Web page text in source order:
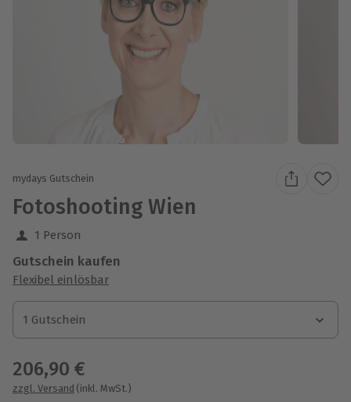
mydays Gutschein
Fotoshooting Wien
1 Person
Gutschein kaufen
Flexibel einlösbar
1 Gutschein
1 Gutschein
1 Gutschein
206,90 €
zzgl. Versand (inkl. MwSt.)